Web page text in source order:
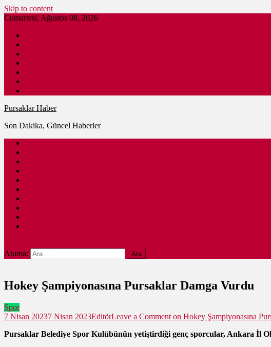
Skip to content
Cumartesi, Ağustos 08, 2026
Pursaklar Haber
Son Dakika, Güncel Haberler
Arama:
Hokey Şampiyonasına Pursaklar Damga Vurdu
Spor
7 Nisan 20237 Nisan 2023EditörLeave a Comment on Hokey Şampiyonasına
Pursaklar Belediye Spor Kulübünün yetiştirdiği genç sporcular, Ankara İl